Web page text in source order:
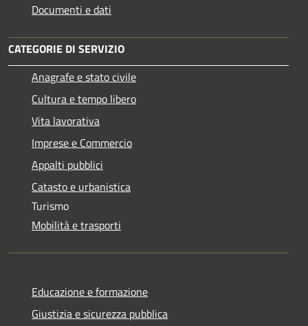
Documenti e dati
CATEGORIE DI SERVIZIO
Anagrafe e stato civile
Cultura e tempo libero
Vita lavorativa
Imprese e Commercio
Appalti pubblici
Catasto e urbanistica
Turismo
Mobilità e trasporti
Educazione e formazione
Giustizia e sicurezza pubblica